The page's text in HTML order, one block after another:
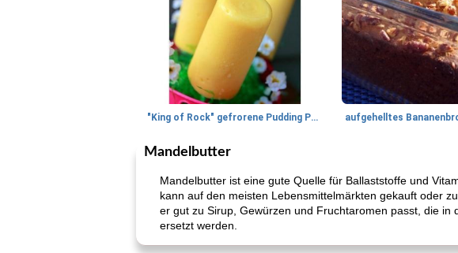
"King of Rock" gefrorene Pudding Pops aufgehelltes
Mandelbutter
Mandelbutter ist eine gute Quelle für Ballaststoffe und
kann auf den meisten Lebensmittelmärkten gekauft oder
er gut zu Sirup, Gewürzen und Fruchtaromen passt, die
ersetzt werden.